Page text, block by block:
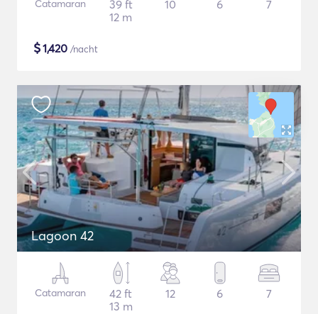
Catamaran
39 ft
12 m
10 6 7
$1,420 /nacht
Lagoon 42
Catamaran
42 ft
13 m
12 6 7